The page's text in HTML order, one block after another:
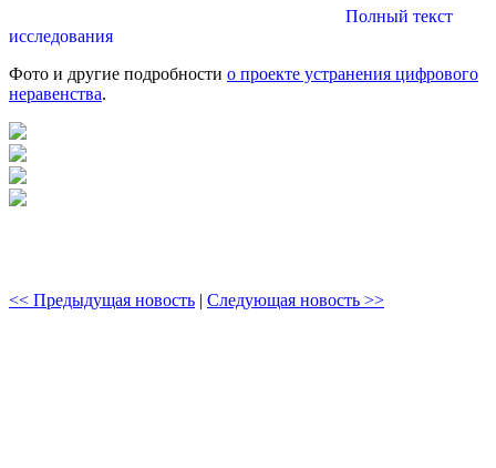
Полный текст
исследования
Фото и другие подробности о проекте устранения цифрового
неравенства.
<< Предыдущая новость | Следующая новость >>